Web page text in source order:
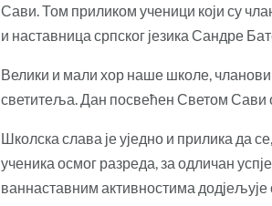
Сави. Том приликом ученици који су
и наставница српског језика Сандре
Велики и мали хор наше школе, чланови
светитеља. Дан посвећен Светом Сави
Школска слава је уједно и прилика да
ученика осмог разреда, за одличан
ваннаставним активностима